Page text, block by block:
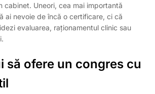
cabinet. Uneori, cea mai importantă
ai nevoie de încă o certificare, ci că
evaluarea, raționamentul clinic sau
să ofere un congres cu